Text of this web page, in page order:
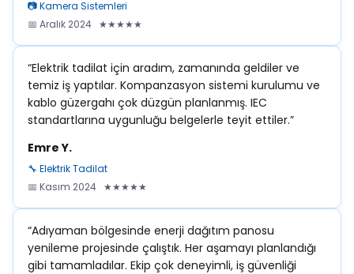
📷 Kamera Sistemleri
📅 Aralık 2024 ★★★★★
“Elektrik tadilat için aradım, zamanında geldiler ve
temiz iş yaptılar. Kompanzasyon sistemi kurulumu ve
kablo güzergahı çok düzgün planlanmış. IEC
standartlarına uygunluğu belgelerle teyit ettiler.”
Emre Y.
🔧 Elektrik Tadilat
📅 Kasım 2024 ★★★★★
“Adıyaman bölgesinde enerji dağıtım panosu
yenileme projesinde çalıştık. Her aşamayı planlandığı
gibi tamamladılar. Ekip çok deneyimli, iş güvenliği